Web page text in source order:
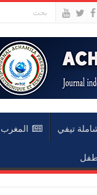
تيفي المغرب